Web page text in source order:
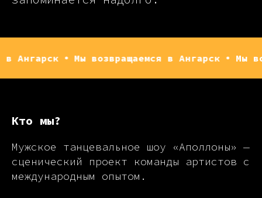
Мы возвращаемся в Ангарск Мы
Кто мы?
Мужское танцевальное шоу «Аполлоны» —
сценический проект команды артистов с
международным опытом.